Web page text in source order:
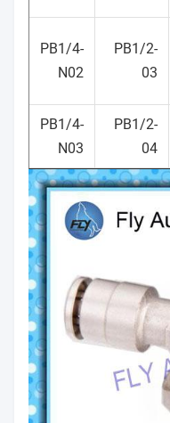
PB1/2-
03
PB1/4-
N02
PB1/2-
04
PB1/4-
N03